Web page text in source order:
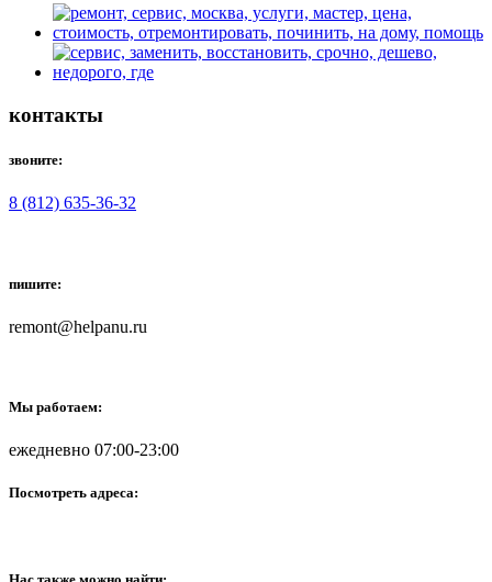
контакты
звоните:
8 (812) 635-36-32
пишите:
remont@helpanu.ru
Мы работаем:
ежедневно 07:00-23:00
Посмотреть адреса: